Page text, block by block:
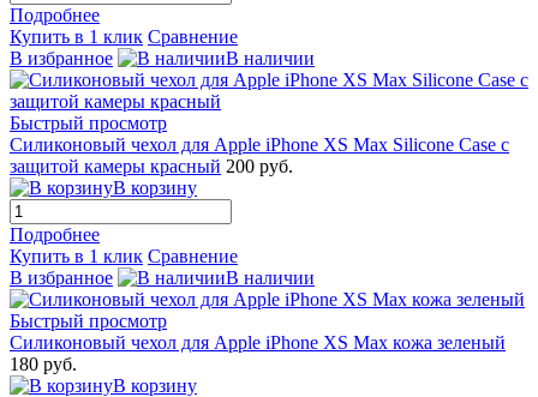
Подробнее
Купить в 1 клик Сравнение
В избранное
В наличии
Быстрый просмотр
Силиконовый чехол для Apple iPhone XS Max Silicone Case с
защитой камеры красный 200 руб.
В корзину
Подробнее
Купить в 1 клик Сравнение
В избранное
В наличии
Быстрый просмотр
Силиконовый чехол для Apple iPhone XS Max кожа зеленый
180 руб.
В корзину